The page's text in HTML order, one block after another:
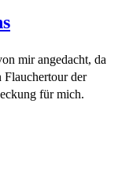
mir angedacht, da
Flauchertour der
für mich.